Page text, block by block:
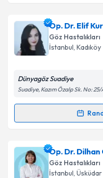
Op. Dr. Özgül
oluşturun. Size bu
takvim
Kişisel
Metni'ni okudum
Takvim
Op. Dr. Elif
Göz Hastalıkları
İstanbul, Kadıköy
Dünyagöz Suadiye
Suadiye, Kazım Özalp Sk. No: 25/
Randevu Takvimi
Op. Dr. Elif Kurt
oluşturun. Size bu
takvim
Op. Dr. Dilhan
Göz Hastalıkları
İstanbul, Üsküdar